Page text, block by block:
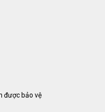
được bảo vệ